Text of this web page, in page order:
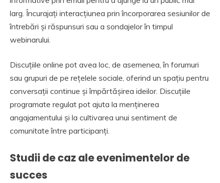
larg. Încurajați interacțiunea prin încorporarea sesiunilor de
întrebări și răspunsuri sau a sondajelor în timpul
webinarului.
Discuțiile online pot avea loc, de asemenea, în forumuri
sau grupuri de pe rețelele sociale, oferind un spațiu pentru
conversații continue și împărtășirea ideilor. Discuțiile
programate regulat pot ajuta la menținerea
angajamentului și la cultivarea unui sentiment de
comunitate între participanți.
Studii de caz ale evenimentelor de
succes